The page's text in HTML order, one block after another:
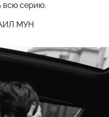
всю серию.
МУН